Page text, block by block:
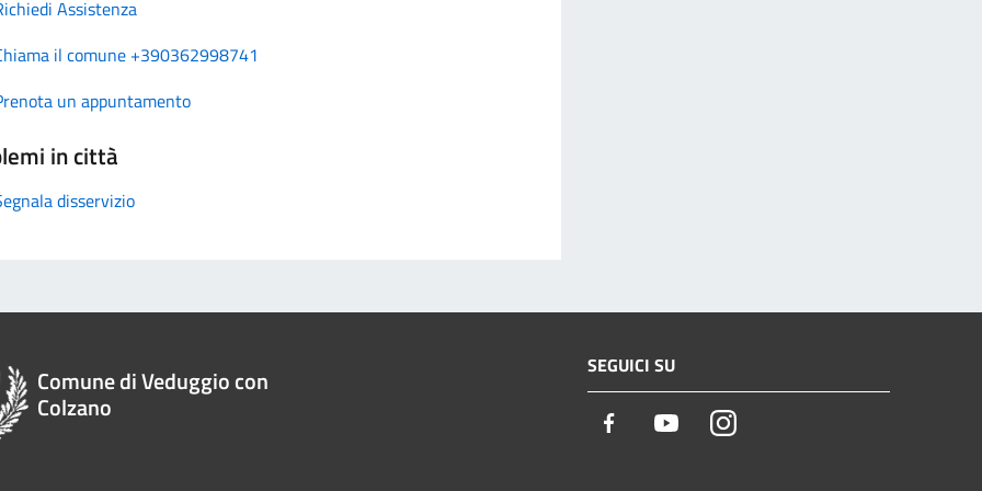
Assistenza
il comune +390362998741
un appuntamento
in città
disservizio
Comune di Veduggio con
Colzano
SEGUICI SU
Facebook YoutubeInstagram